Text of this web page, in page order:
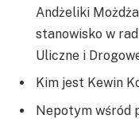
Andżeliki
stanowisko w
Uliczne i
Kim jest Kewin
Nepotym wśród